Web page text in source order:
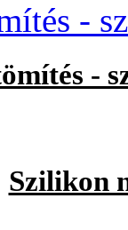
-
-
Szilikon